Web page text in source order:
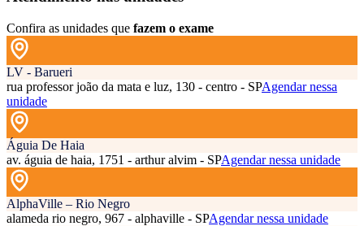
Confira as unidades que fazem o exame
LV - Barueri
rua professor joão da mata e luz, 130 - centro - SPAgendar nessa
unidade
Águia De Haia
av. águia de haia, 1751 - arthur alvim - SPAgendar nessa unidade
AlphaVille – Rio Negro
alameda rio negro, 967 - alphaville - SPAgendar nessa unidade